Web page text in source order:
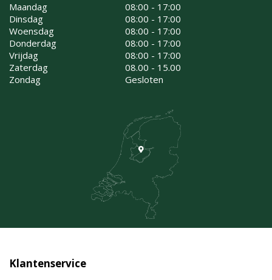
Maandag
08:00 - 17:00
Dinsdag
08:00 - 17:00
Woensdag
08:00 - 17:00
Donderdag
08:00 - 17:00
Vrijdag
08:00 - 17:00
Zaterdag
08.00 - 15.00
Zondag
Gesloten
Klantenservice